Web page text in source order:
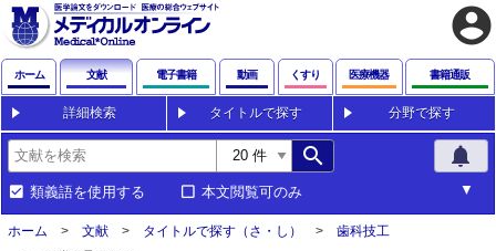
account_circle
ホーム 文献 電子書籍 動画 くすり 医療機器 書籍通販
詳細検索 タイトルで探す 分野で探す
search notifications
類義語を使用する 本文閲覧可のみ
ホーム 文献 タイトルで探す（さ・し）
歯科技工